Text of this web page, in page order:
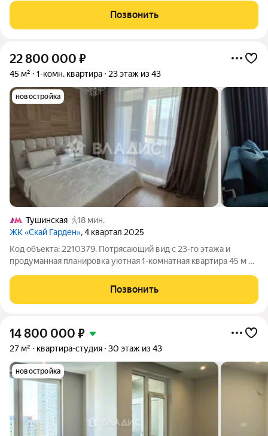
жилья. В очереди на лифт стоять не нужно! - хорошие и
красивые виды из окон, окна
Позвонить
22 800 000 ₽
45 м² 1-комн. квартира 23 этаж из 43
новостройка
Тушинская
18 мин.
ЖК «Скай Гарден», 4 квартал 2025
Код объекта: 2210379. Потрясающий вид с 23-го этажа и
продуманная планировка уютная 1-комнатная квартира 45 м в
Свет и объем: потолки 3 м и продуманное зонирование
превращают площадку в
Позвонить
14 800 000 ₽
27 м² квартира-студия 30 этаж из 43
новостройка